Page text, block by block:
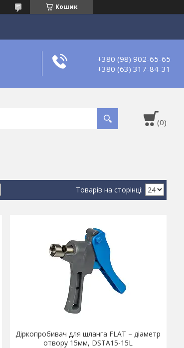
Кошик
+380 (98) 902-65-65
+380 (63) 317-84-31
Діркопробивач для шланга FLAT – діаметр
отвору 15мм, DSTA15-15L